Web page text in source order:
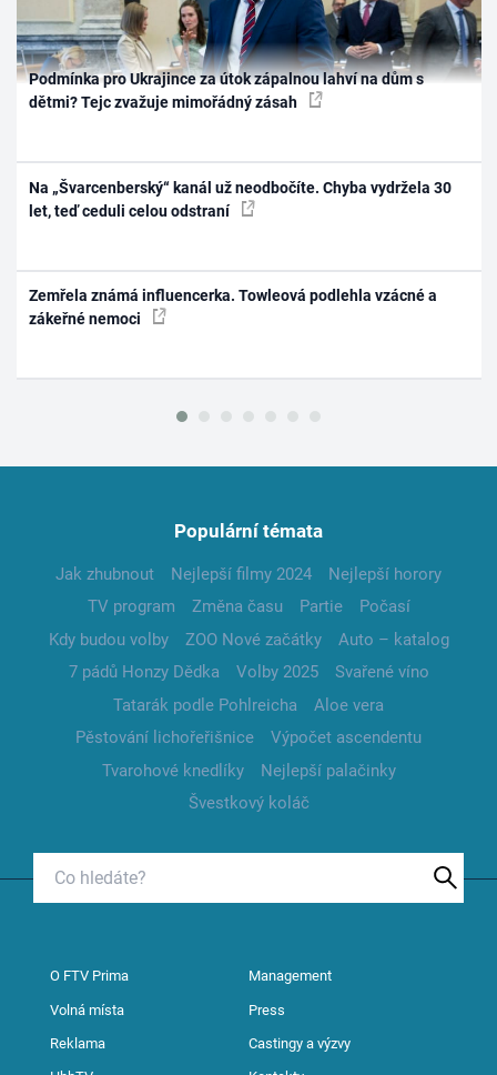
Podmínka pro Ukrajince za útok zápalnou lahví na dům s
dětmi? Tejc zvažuje mimořádný zásah
Na „Švarcenberský“ kanál už neodbočíte. Chyba vydržela 30
let, teď ceduli celou odstraní
Zemřela známá influencerka. Towleová podlehla vzácné a
zákeřné nemoci
Populární témata
Jak zhubnout Nejlepší filmy 2024
Nejlepší horory
TV program
Změna času Partie
Počasí
Kdy budou volby
ZOO Nové začátky
Auto – katalog
7 pádů Honzy Dědka
Volby 2025
Svařené víno
Tatarák podle Pohlreicha
Aloe vera
Pěstování lichořeřišnice
Výpočet ascendentu
Tvarohové knedlíky
Nejlepší palačinky
Švestkový koláč
O FTV Prima Management
Volná místa Press
Reklama Castingy a výzvy